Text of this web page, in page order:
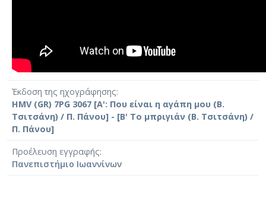
Έκδοση της ηχογράφησης
HMV (GR) 7PG 3067 [Α': Που είναι η αγάπη μου (Β.
Τσιτσάνη) / Π. Πάνου] - [Β' Το μπριγιάν (Β. Τσιτσάνη) /
Π. Πάνου]
Προέλευση εγγραφής
Πανεπιστήμιο Ιωαννίνων